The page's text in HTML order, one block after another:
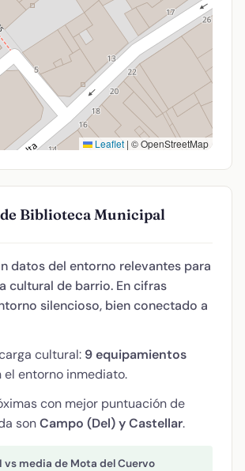
Leaflet | © OpenStreetMap
Biblioteca Municipal
datos del entorno relevantes para
cultural de barrio. En cifras
silencioso, bien conectado a
cultural: 9 equipamientos
el entorno inmediato.
con mejor puntuación de
sonCampo (Del) y Castellar.
vs media de Mota del Cuervo